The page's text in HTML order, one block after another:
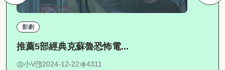
影劇
推薦5部經典克蘇魯恐怖電...
小V 2024-12-22 4311